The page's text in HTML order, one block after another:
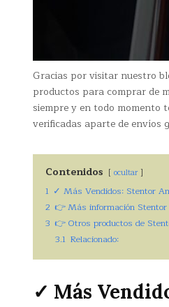
Gracias por visitar nuestro
productos para comprar de
siempre y en todo momento
verificadas aparte de envíos
Contenidos ocultar
1 ✓ Más Vendidos: Stentor
2 👉 Más información
3 👉 Otros productos de
3.1 Relacionado:
✓ Más